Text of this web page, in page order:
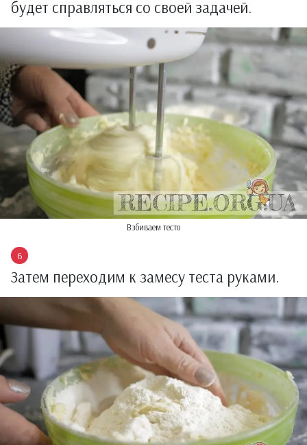
будет справляться со своей задачей.
Взбиваем тесто
Затем переходим к замесу теста руками.